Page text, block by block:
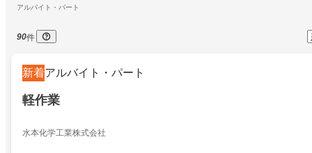
アルバイト・パート
90件
新着アルバイト・パート
軽作業
水本化学工業株式会社